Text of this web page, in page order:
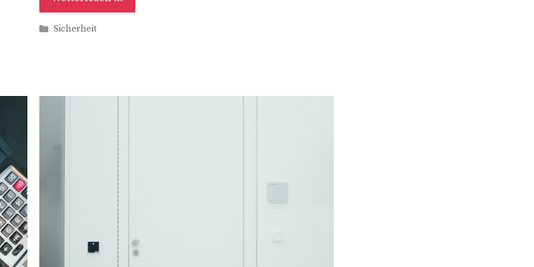
Kategorien
Sicherheit